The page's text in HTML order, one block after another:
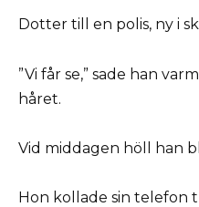
Dotter till en polis, ny i
”Vi får se,” sade han
håret.
Vid middagen höll han
Hon kollade sin telefon